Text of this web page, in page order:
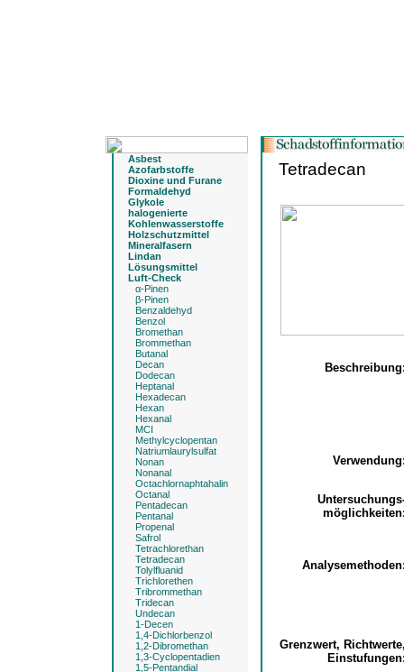
Asbest
Azofarbstoffe
Dioxine und Furane
Formaldehyd
Glykole
halogenierte
Kohlenwasserstoffe
Holzschutzmittel
Mineralfasern
Lindan
Lösungsmittel
Luft-Check
α-Pinen
β-Pinen
Benzaldehyd
Benzol
Bromethan
Brommethan
Butanal
Decan
Dodecan
Heptanal
Hexadecan
Hexan
Hexanal
MCI
Methylcyclopentan
Natriumlaurylsulfat
Nonan
Nonanal
Octachlornaphtahalin
Octanal
Pentadecan
Pentanal
Propenal
Safrol
Tetrachlorethan
Tetradecan
Tolylfluanid
Trichlorethen
Tribrommethan
Tridecan
Undecan
1-Decen
1,4-Dichlorbenzol
1,2-Dibromethan
1,3-Cyclopentadien
1,5-Pentandial
Tetradecan
Grenzwert,